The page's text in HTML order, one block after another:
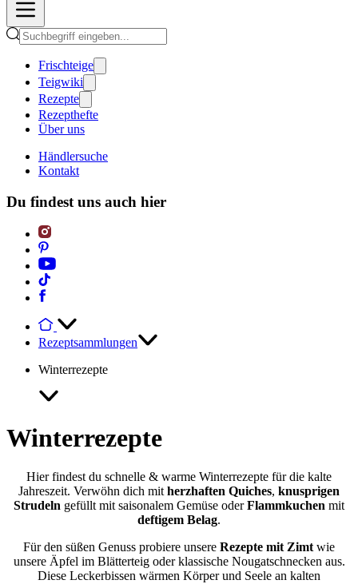
Frischteige
Teigwiki
Rezepte
Rezepthefte
Über uns
Händlersuche
Kontakt
Du findest uns auch hier
Rezeptsammlungen
Winterrezepte
Winterrezepte
Hier findest du schnelle & warme Winterrezepte für die kalte
Jahreszeit. Verwöhn dich mit herzhaften Quiches, knusprigen
Strudeln gefüllt mit saisonalem Gemüse oderFlammkuchen mit
deftigem Belag.
Für den süßen Genuss probiere unsere Rezepte mit Zimt wie
unsere Äpfel im Blätterteig oder klassische Nougatschnecken aus.
Diese Leckerbissen wärmen Körper und Seele an kalten